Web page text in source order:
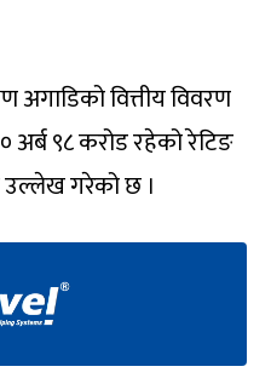
अगाडिको वित्तीय विवरण
अर्ब ९८ करोड रहेको रेटिङ
उल्लेख गरेको छ ।